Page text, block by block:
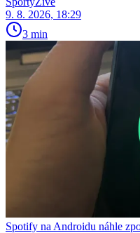
9. 8. 2026, 18:29
3 min
Spotify na Androidu náhle